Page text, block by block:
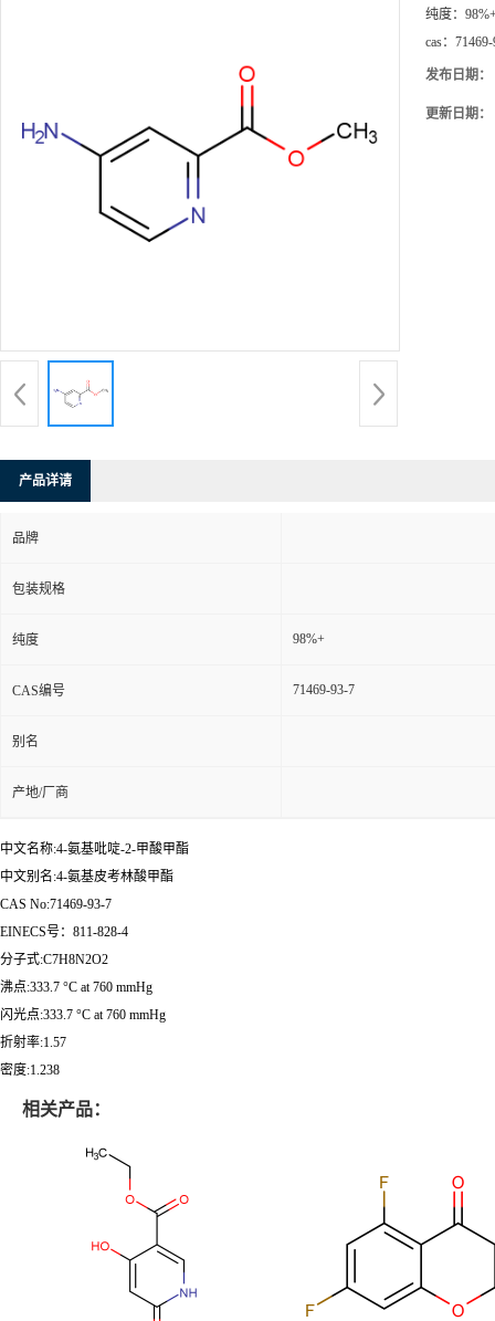
纯度：
cas：
发布日期：
更新日期：
产品详请
品牌
包装规格
纯度 98%+
CAS编号 71469-93-7
别名
产地/厂商
中文名称:4-氨基吡啶-2-甲酸甲酯
中文别名:4-氨基皮考林酸甲酯
CAS No:71469-93-7
EINECS号：811-828-4
分子式:C7H8N2O2
沸点:333.7 °C at 760 mmHg
闪光点:333.7 °C at 760 mmHg
折射率:1.57
密度:1.238
相关产品：